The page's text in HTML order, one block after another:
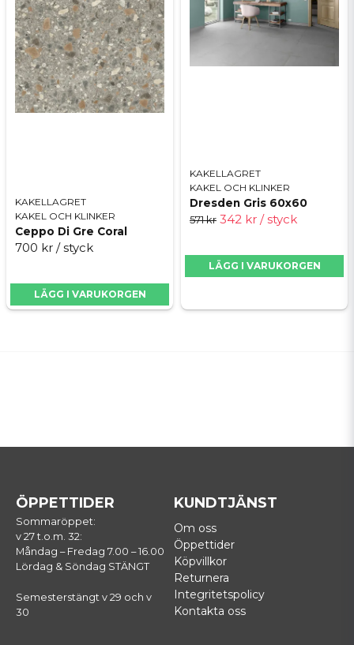
KAKELLAGRET
KAKEL OCH KLINKER
Ceppo Di Gre Coral
700 kr / styck
LÄGG I VARUKORGEN
KAKELLAGRET
KAKEL OCH KLINKER
Dresden Gris 60x60
571 kr 342 kr / styck
LÄGG I VARUKORGEN
ÖPPETTIDER
Sommaröppet:
v 27 t.o.m. 32:
Måndag – Fredag 7.00 – 16.00
Lördag & Söndag STÄNGT
Semesterstängt v 29 och v
30
KUNDTJÄNST
Om oss
Öppettider
Köpvillkor
Returnera
Integritetspolicy
Kontakta oss